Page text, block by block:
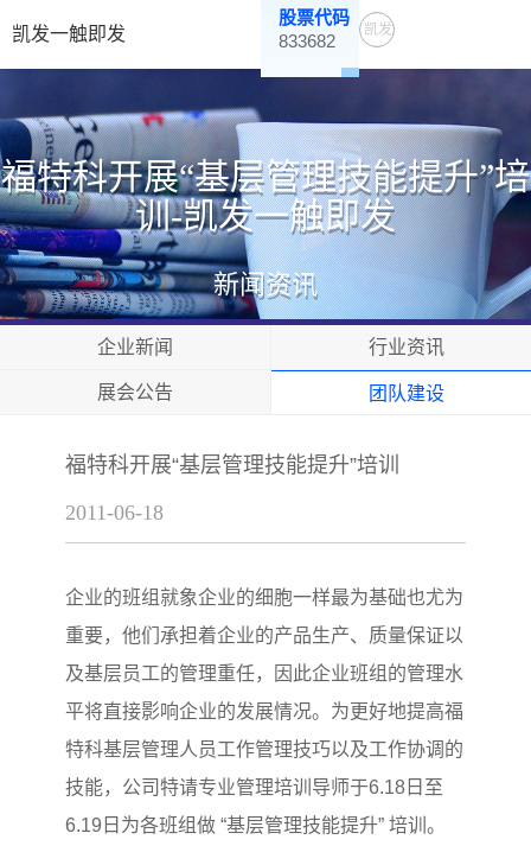
凯发一触即发
股票代码
833682
凯发
福特科开展“基层管理技能提升”培
训-凯发一触即发
新闻资讯
企业新闻 行业资讯
展会公告 团队建设
福特科开展“基层管理技能提升”培训
2011-06-18
企业的班组就象企业的细胞一样最为基础也尤为
重要，他们承担着企业的产品生产、质量保证以
及基层员工的管理重任，因此企业班组的管理水
平将直接影响企业的发展情况。为更好地提高福
特科基层管理人员工作管理技巧以及工作协调的
技能，公司特请专业管理培训导师于6.18日至
6.19日为各班组做 “基层管理技能提升” 培训。